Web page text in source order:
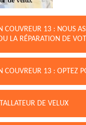
COUVREUR 13 : NOUS
LA RÉPARATION DE
COUVREUR 13 : OPTEZ
DE VELUX